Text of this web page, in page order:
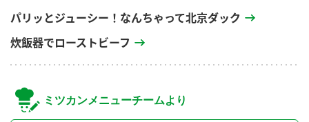
パリッとジューシー！なんちゃって北京ダック
炊飯器でローストビーフ
ミツカンメニューチームより